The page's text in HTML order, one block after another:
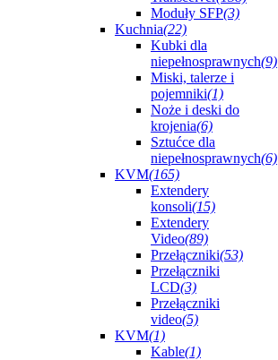
Moduły SFP(3)
Kuchnia(22)
Kubki dla
niepełnosprawnych(9)
Miski, talerze i
pojemniki(1)
Noże i deski do
krojenia(6)
Sztućce dla
niepełnosprawnych(6)
KVM(165)
Extendery
konsoli(15)
Extendery
Video(89)
Przełączniki(53)
Przełączniki
LCD(3)
Przełączniki
video(5)
KVM(1)
Kable(1)